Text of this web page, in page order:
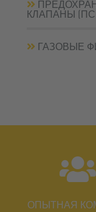
КЛАПАНЫ
ГАЗОВЫЕ
ОПЫТНАЯ